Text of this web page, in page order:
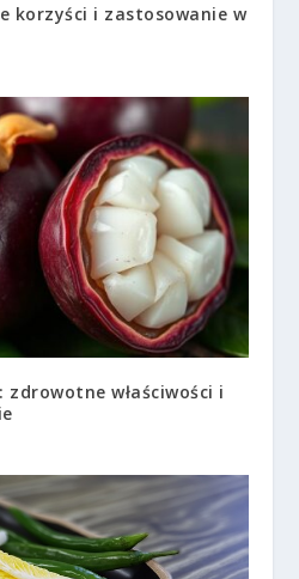
korzyści i zastosowanie w
zdrowotne właściwości i